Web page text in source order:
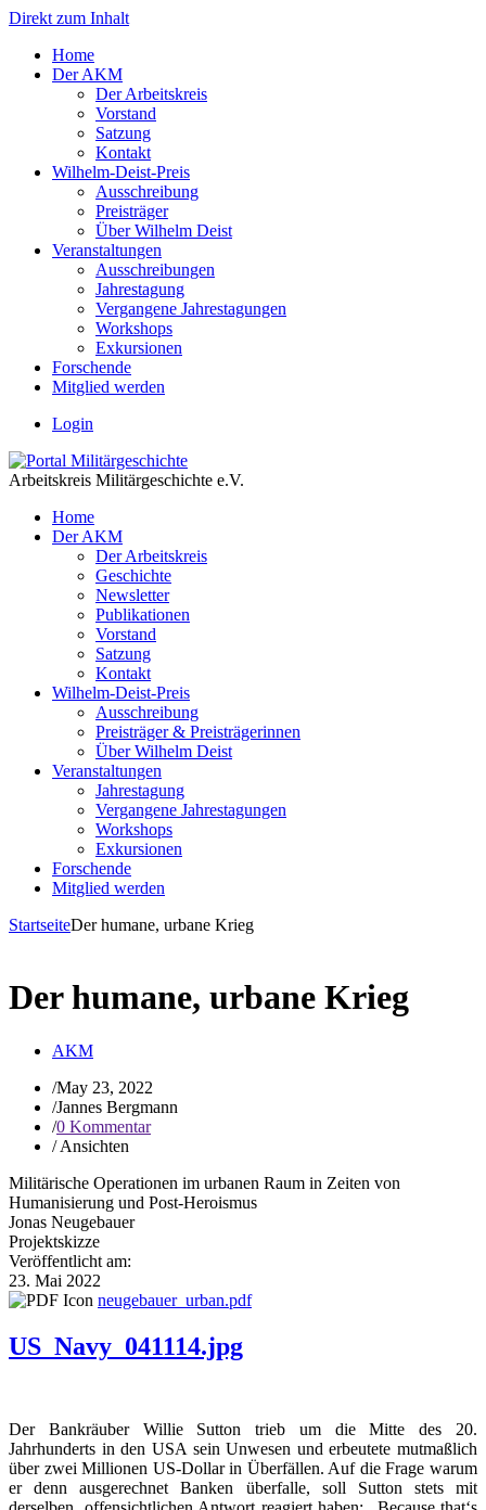
Direkt zum Inhalt
Home
Der AKM
Der Arbeitskreis
Vorstand
Satzung
Kontakt
Wilhelm-Deist-Preis
Ausschreibung
Preisträger
Über Wilhelm Deist
Veranstaltungen
Ausschreibungen
Jahrestagung
Vergangene Jahrestagungen
Workshops
Exkursionen
Forschende
Mitglied werden
Login
Arbeitskreis Militärgeschichte e.V.
Home
Der AKM
Der Arbeitskreis
Geschichte
Newsletter
Publikationen
Vorstand
Satzung
Kontakt
Wilhelm-Deist-Preis
Ausschreibung
Preisträger & Preisträgerinnen
Über Wilhelm Deist
Veranstaltungen
Jahrestagung
Vergangene Jahrestagungen
Workshops
Exkursionen
Forschende
Mitglied werden
StartseiteDer humane, urbane Krieg
Der humane, urbane Krieg
AKM
/May 23, 2022
/Jannes Bergmann
/0 Kommentar
/Ansichten
Militärische Operationen im urbanen Raum in Zeiten von
Humanisierung und Post-Heroismus
Jonas Neugebauer
Projektskizze
Veröffentlicht am:
23. Mai 2022
neugebauer_urban.pdf
US_Navy_041114.jpg
Der Bankräuber Willie Sutton trieb um die Mitte des 20.
Jahrhunderts in den USA sein Unwesen und erbeutete mutmaßlich
über zwei Millionen US-Dollar in Überfällen. Auf die Frage warum
er denn ausgerechnet Banken überfalle, soll Sutton stets mit